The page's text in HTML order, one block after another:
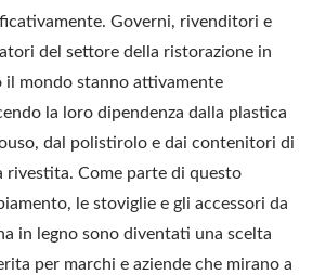
Governi, rivenditori e
del settore della ristorazione in
mondo stanno attivamente
la loro dipendenza dalla plastica
dal polistirolo e dai contenitori di
rivestita. Come parte di questo
le stoviglie e gli accessori da
in legno sono diventati una scelta
per marchi e aziende che mirano a